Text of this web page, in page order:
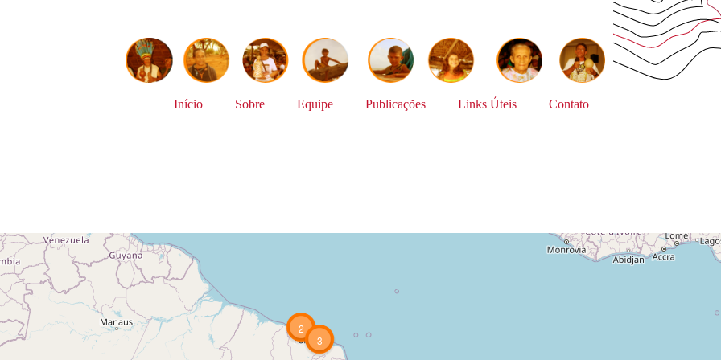
Início Sobre Equipe Publicações Links Úteis Contato
2
3